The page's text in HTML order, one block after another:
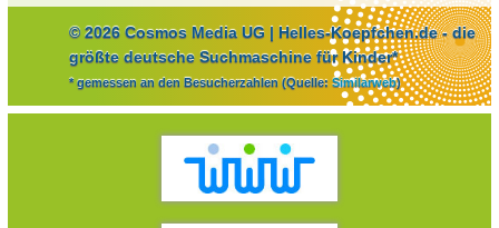
© 2026 Cosmos Media UG | Helles-Koepfchen.de - die
größte deutsche Suchmaschine für Kinder*
* gemessen an den Besucherzahlen (Quelle: Similarweb)